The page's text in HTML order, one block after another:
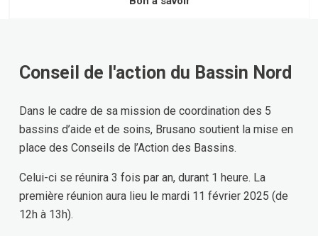
Conseil de l'action du Bassin Nord
Dans le cadre de sa mission de coordination des 5
bassins d’aide et de soins, Brusano soutient la mise en
place des Conseils de l’Action des Bassins.
Celui-ci se réunira 3 fois par an, durant 1 heure. La
première réunion aura lieu le mardi 11 février 2025 (de
12h à 13h).